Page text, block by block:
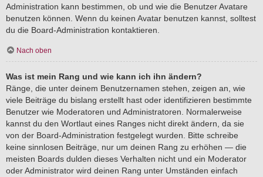
Administration kann bestimmen, ob und wie die Benutzer Avatare
benutzen können. Wenn du keinen Avatar benutzen kannst, solltest
du die Board-Administration kontaktieren.
Nach oben
Was ist mein Rang und wie kann ich ihn ändern?
Ränge, die unter deinem Benutzernamen stehen, zeigen an, wie
viele Beiträge du bislang erstellt hast oder identifizieren bestimmte
Benutzer wie Moderatoren und Administratoren. Normalerweise
kannst du den Wortlaut eines Ranges nicht direkt ändern, da sie
von der Board-Administration festgelegt wurden. Bitte schreibe
keine sinnlosen Beiträge, nur um deinen Rang zu erhöhen — die
meisten Boards dulden dieses Verhalten nicht und ein Moderator
oder Administrator wird deinen Rang unter Umständen einfach